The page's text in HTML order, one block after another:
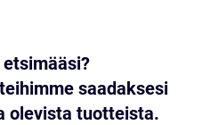
saadaksesi
olevista tuotteista.